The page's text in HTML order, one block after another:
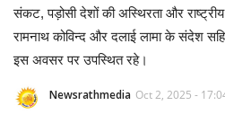
देश
ज्योतिष
व्यापार
संकट, पड़ोसी देशों की अस्थिरता और राष्ट्रीय
रामनाथ कोविन्द और दलाई लामा के संदेश
इस अवसर पर उपस्थित रहे।
Newsrathmedia Oct 2, 2025 -